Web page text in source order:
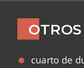
OTROS
cuarto de